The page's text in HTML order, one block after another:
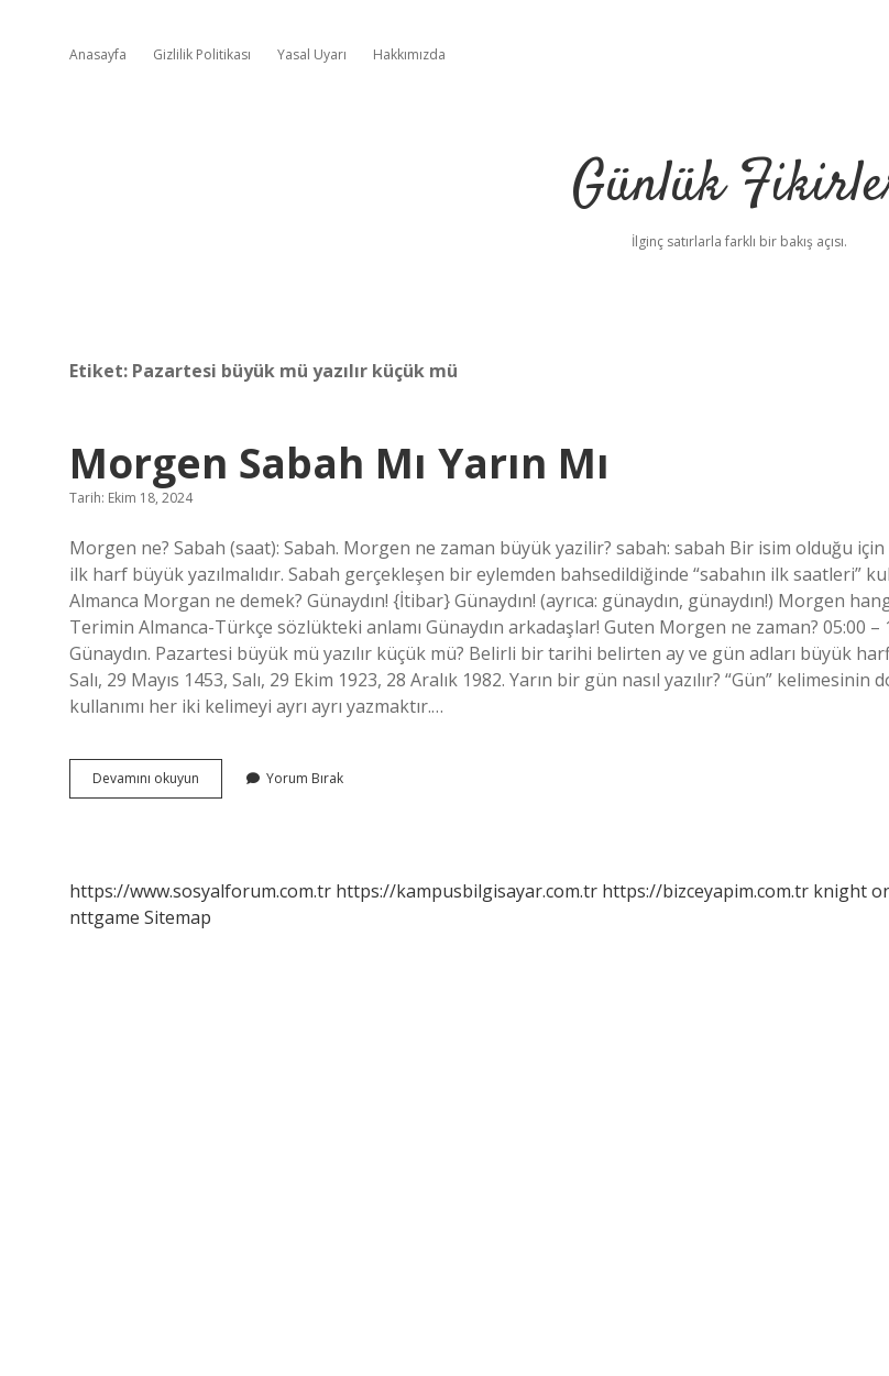
Anasayfa Gizlilik Politikası Yasal Uyarı Hakkımızda
Günlük
İlginç satırlarla farklı bir bakış açısı.
Etiket: Pazartesi büyük mü yazılır küçük mü
Morgen Sabah Mı Yarın Mı
Tarih: Ekim 18, 2024
Morgen ne? Sabah (saat): Sabah. Morgen ne zaman büyük yazilir? sabah: sabah Bir isim olduğu
ilk harf büyük yazılmalıdır. Sabah gerçekleşen bir eylemden bahsedildiğinde “sabahın ilk saatleri”
Almanca Morgan ne demek? Günaydın! {İtibar} Günaydın! (ayrıca: günaydın, günaydın!) Morgen
Terimin Almanca-Türkçe sözlükteki anlamı Günaydın arkadaşlar! Guten Morgen ne zaman? 05:00 –
Günaydın. Pazartesi büyük mü yazılır küçük mü? Belirli bir tarihi belirten ay ve gün adları büyük
Salı, 29 Mayıs 1453, Salı, 29 Ekim 1923, 28 Aralık 1982. Yarın bir gün nasıl yazılır? “Gün” kelimesinin
kullanımı her iki kelimeyi ayrı ayrı yazmaktır.…
Devamını okuyun
Sabah
Yorum Bırak
https://www.sosyalforum.com.tr https://kampusbilgisayar.com.tr https://bizceyapim.com.tr knight
nttgame Sitemap